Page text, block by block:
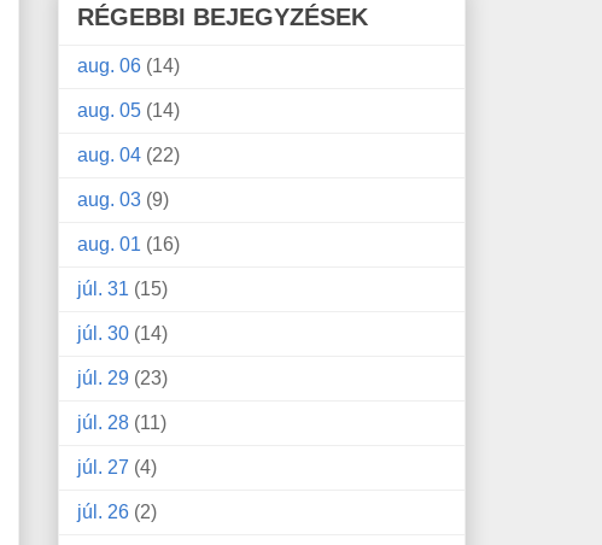
RÉGEBBI BEJEGYZÉSEK
aug. 06 (14)
aug. 05 (14)
aug. 04 (22)
aug. 03 (9)
aug. 01 (16)
júl. 31 (15)
júl. 30 (14)
júl. 29 (23)
júl. 28 (11)
júl. 27 (4)
júl. 26 (2)